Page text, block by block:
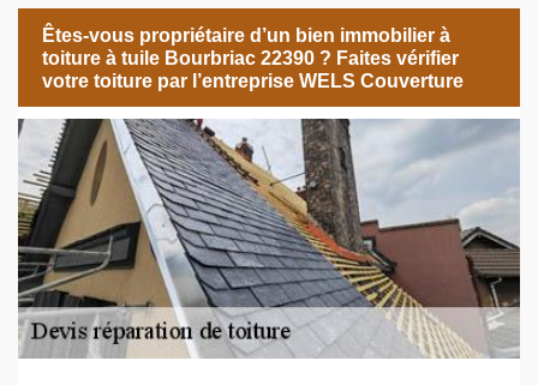
Êtes-vous propriétaire d’un bien immobilier à
toiture à tuile Bourbriac 22390 ? Faites vérifier
votre toiture par l’entreprise WELS Couverture